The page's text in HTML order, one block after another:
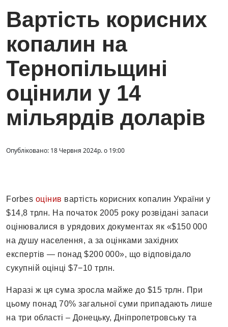
Вартість корисних
копалин на
Тернопільщині
оцінили у 14
мільярдів доларів
Опубліковано: 18 Червня 2024р. о 19:00
Forbes оцінив вартість корисних копалин України у
$14,8 трлн. На початок 2005 року розвідані запаси
оцінювалися в урядових документах як «$150 000
на душу населення, а за оцінками західних
експертів — понад $200 000», що відповідало
сукупній оцінці $7−10 трлн.
Наразі ж ця сума зросла майже до $15 трлн. При
цьому понад 70% загальної суми припадають лише
на три області – Донецьку, Дніпропетровську та